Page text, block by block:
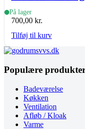
På lager
700,00 kr.
Tilføj til kurv
Populære
Badeværelse
Køkken
Ventilation
Afløb / Kloak
Varme